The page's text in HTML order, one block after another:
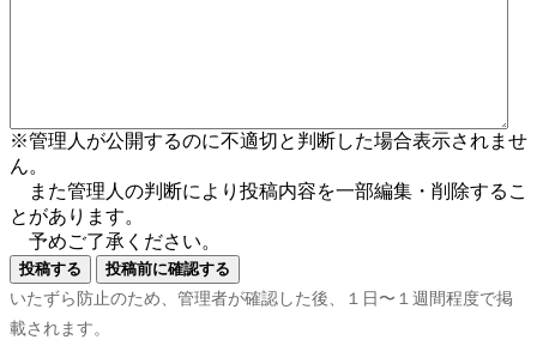
※管理人が公開するのに不適切と判断した場合表示されませ
ん。
また管理人の判断により投稿内容を一部編集・削除するこ
とがあります。
予めご了承ください。
いたずら防止のため、管理者が確認した後、１日〜１週間程度で掲
載されます。